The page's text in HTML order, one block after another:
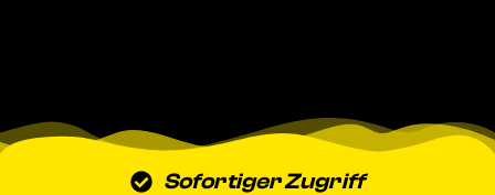
Sofortiger Zugriff